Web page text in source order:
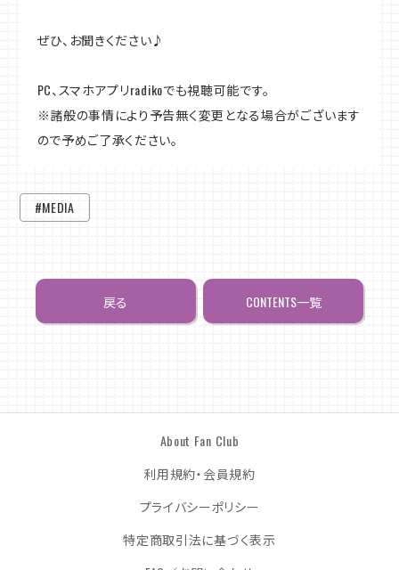
ぜひ、お聞きください♪
PC、スマホアプリradikoでも視聴可能です。
※諸般の事情により予告無く変更となる場合がございます
ので予めご了承ください。
#MEDIA
戻る CONTENTS一覧
About Fan Club
利用規約・会員規約
プライバシーポリシー
特定商取引法に基づく表示